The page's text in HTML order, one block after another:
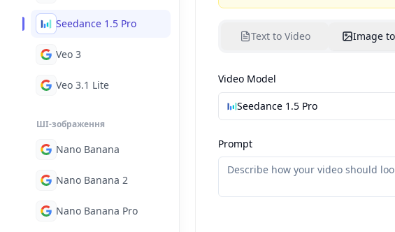
Seedance 1.5 Pro
Veo 3
Veo 3.1 Lite
ШІ-зображення
Nano Banana
Nano Banana 2
Nano Banana Pro
Text to Video Image
Video Model
Seedance 1.5 Pro
Prompt